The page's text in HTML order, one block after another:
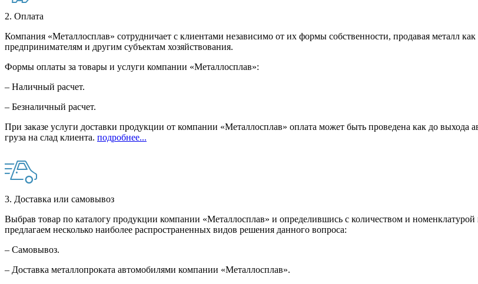
2. Оплата
Компания «Металлосплав» сотрудничает с клиентами независимо от их формы собственности, продавая металл
предпринимателям и другим субъектам хозяйствования.
Формы оплаты за товары и услуги компании «Металлосплав»:
– Наличный расчет.
– Безналичный расчет.
При заказе услуги доставки продукции от компании «Металлосплав» оплата может быть проведена как до
груза на слад клиента. подробнее...
3. Доставка или самовывоз
Выбрав товар по каталогу продукции компании «Металлосплав» и определившись с количеством и
предлагаем несколько наиболее распространенных видов решения данного вопроса:
– Самовывоз.
– Доставка металлопроката автомобилями компании «Металлосплав».